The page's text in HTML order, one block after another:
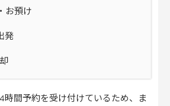
お預け
発
時間予約を受け付けているため、ま